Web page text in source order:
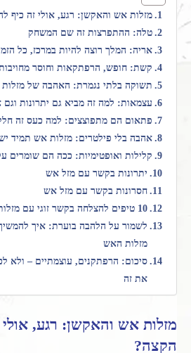
מזלות אש והאקשן: רגע, אולי זה כיף
טלה: ההתפרצות זה שם המשחק
אריה: המלך רוצה להיות במרכז, כל
קשת: חופש, הרפתקאות וחוסר
תשוקה בלתי נגמרת: האהבה של
עצמאות: למה זה מביא גם יתרונות וגם
פתאום הם מתפוצצים: למה כעס זה
אהבה בלי פילטרים: מזלות אש תמיד
קלילות ואופטימיות: ככה הם שומרים
יתרונות בקשר עם מזל אש
חסרונות בקשר עם מזל אש
10 טיפים להצלחה בקשר זוגי עם מזלות אש
לשמור על הלהבה בוערת: איך
מזלות האש
סיכום: הרפתקנים, עוצמתיים – ולא
את זה
מזלות אש והאקשן: רגע, אולי
הקצה?